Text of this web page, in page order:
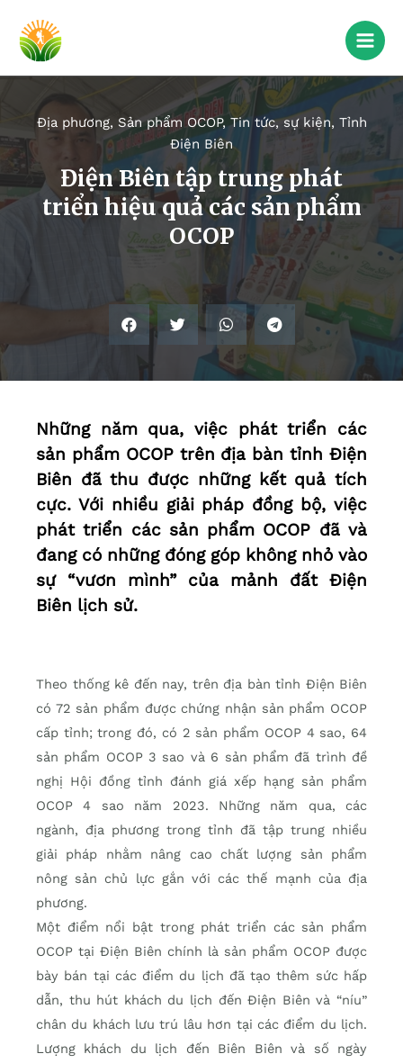
Địa phương, Sản phẩm OCOP,Tin tức, sự kiện, Tỉnh
Điện Biên
Điện Biên tập trung phát
triển hiệu quả các sản phẩm
OCOP
Những năm qua, việc phát triển các
sản phẩm OCOP trên địa bàn tỉnh Điện
Biên đã thu được những kết quả tích
cực. Với nhiều giải pháp đồng bộ, việc
phát triển các sản phẩm OCOP đã và
đang có những đóng góp không nhỏ vào
sự “vươn mình” của mảnh đất Điện
Biên lịch sử.
Theo thống kê đến nay, trên địa bàn tỉnh Điện Biên
có 72 sản phẩm được chứng nhận sản phẩm OCOP
cấp tỉnh; trong đó, có 2 sản phẩm OCOP 4 sao, 64
sản phẩm OCOP 3 sao và 6 sản phẩm đã trình đề
nghị Hội đồng tỉnh đánh giá xếp hạng sản phẩm
OCOP 4 sao năm 2023. Những năm qua, các
ngành, địa phương trong tỉnh đã tập trung nhiều
giải pháp nhằm nâng cao chất lượng sản phẩm
nông sản chủ lực gắn với các thế mạnh của địa
phương.
Một điểm nổi bật trong phát triển các sản phẩm
OCOP tại Điện Biên chính là sản phẩm OCOP được
bày bán tại các điểm du lịch đã tạo thêm sức hấp
dẫn, thu hút khách du lịch đến Điện Biên và “níu”
chân du khách lưu trú lâu hơn tại các điểm du lịch.
Lượng khách du lịch đến Biên Biên và số ngày